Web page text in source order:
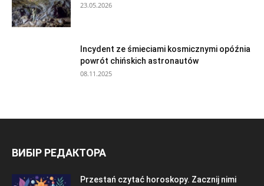
23.05.2026
Incydent ze śmieciami kosmicznymi opóźnia
powrót chińskich astronautów
08.11.2025
ВИБІР РЕДАКТОРА
Przestań czytać horoskopy. Zacznij nimi